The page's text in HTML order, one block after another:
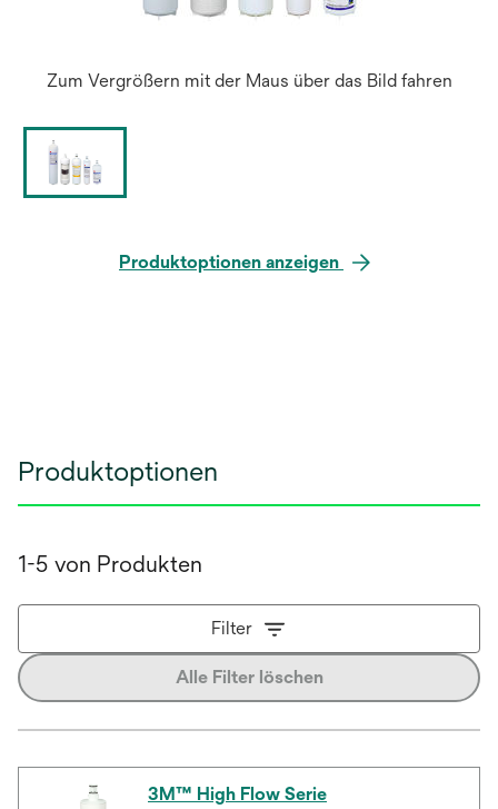
Zum Vergrößern mit der Maus über das Bild fahren
Produktoptionen anzeigen
Produktoptionen
1-5 von Produkten
Filter
Alle Filter löschen
3M™ High Flow Serie